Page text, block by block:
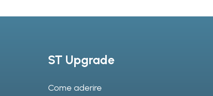
ST Upgrade
Come aderire